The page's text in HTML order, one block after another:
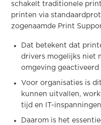
schakelt traditionele
printen via
zogenaamde Print
Dat betekent dat
drivers mogelijks niet
omgeving geactiveerd
Voor organisaties is
kunnen uitvallen,
tijd en IT-
Daarom is het